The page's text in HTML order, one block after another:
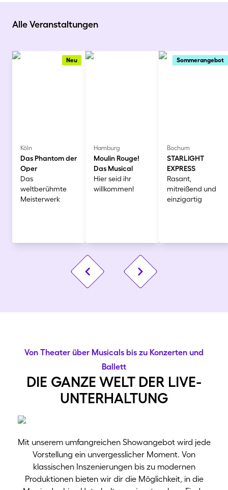
Alle Veranstaltungen
Neu
Köln
Das Phantom der
Oper
Das
weltberühmte
Meisterwerk
Hamburg
Moulin Rouge!
Das Musical
Hier seid ihr
willkommen!
Sommerangebot
Bochum
STARLIGHT
EXPRESS
Rasant,
mitreißend und
einzigartig
Vorheriges Bild Nächstes Bild
die ganze welt der live-
unterhaltung
Von Theater über Musicals bis zu Konzerten und
Ballett
Mit unserem umfangreichen Showangebot wird jede
Vorstellung ein unvergesslicher Moment. Von
klassischen Inszenierungen bis zu modernen
Produktionen bieten wir dir die Möglichkeit, in die